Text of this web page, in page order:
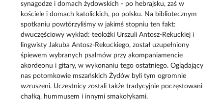
synagodze i domach żydowskich - po hebrajsku, zaś w
kościele i domach katolickich, po polsku. Na bibliotecznym
spotkaniu powtórzyliśmy w jakimś stopniu ten fakt:
dwuczęściowy wykład: teolożki Urszuli Antosz-Rekuckiej i
lingwisty Jakuba Antosz-Rekuckiego, został uzupełniony
śpiewem wybranych psalmów przy akompaniamencie
akordeonu i gitary, w wykonaniu tego ostatniego. Oglądający
nas potomkowie mszańskich Żydów byli tym ogromnie
wzruszeni. Uczestnicy zostali także tradycyjnie poczęstowani
chałką, hummusem i innymi smakołykami.